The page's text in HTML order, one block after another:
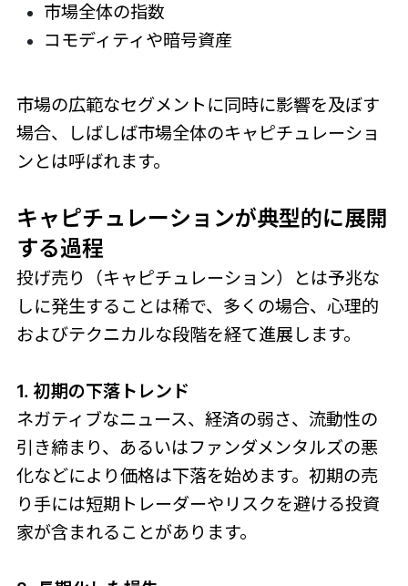
市場全体の指数
コモディティや暗号資産
市場の広範なセグメントに同時に影響を及ぼす
場合、しばしば市場全体のキャピチュレーショ
ンとは呼ばれます。
キャピチュレーションが典型的に展開
する過程
投げ売り（キャピチュレーション）とは予兆な
しに発生することは稀で、多くの場合、心理的
およびテクニカルな段階を経て進展します。
1. 初期の下落トレンド
ネガティブなニュース、経済の弱さ、流動性の
引き締まり、あるいはファンダメンタルズの悪
化などにより価格は下落を始めます。初期の売
り手には短期トレーダーやリスクを避ける投資
家が含まれることがあります。